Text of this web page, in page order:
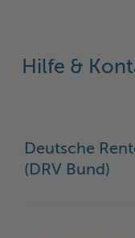
Hilfe &
Deutsche
(DRV Bund)